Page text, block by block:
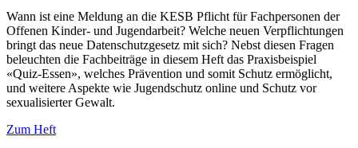
Wann ist eine Meldung an die KESB Pflicht für Fachpersonen der
Offenen Kinder- und Jugendarbeit? Welche neuen Verpflichtungen
bringt das neue Datenschutzgesetz mit sich? Nebst diesen Fragen
beleuchten die Fachbeiträge in diesem Heft das Praxisbeispiel
«Quiz-Essen», welches Prävention und somit Schutz ermöglicht,
und weitere Aspekte wie Jugendschutz online und Schutz vor
sexualisierter Gewalt.
Zum Heft